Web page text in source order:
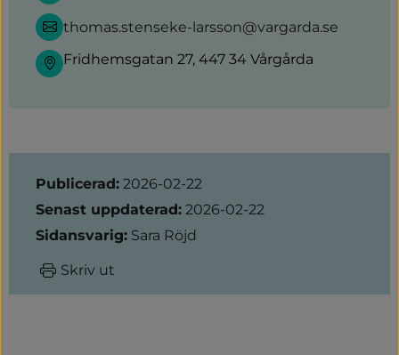
thomas.stenseke-larsson@vargarda.se
Fridhemsgatan 27, 447 34 Vårgårda
Sidinformation
Publicerad: 2026-02-22
Senast uppdaterad: 2026-02-22
Sidansvarig: Sara Röjd
Skriv ut